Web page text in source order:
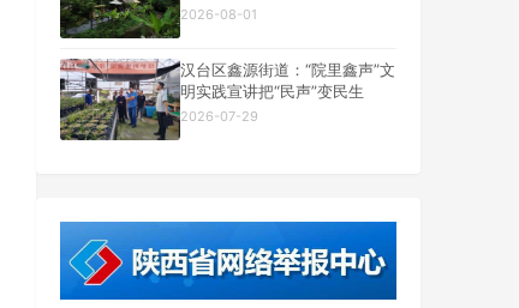
卡
2026-08-01
汉台区鑫源街道：“院里鑫声”文
明实践宣讲把“民声”变民生
2026-07-29